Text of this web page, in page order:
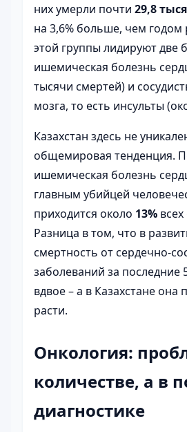
них умерли почти 29,8
на 3,6% больше, чем годом
этой группы лидируют две
ишемическая болезнь
тысячи смертей) и
мозга, то есть инсульты
Казахстан здесь не
общемировая тенденция.
ишемическая болезнь
главным убийцей
приходится около 13%
Разница в том, что в
смертность от сердечно-
заболеваний за последние
вдвое – а в Казахстане она
расти.
Онкология:
количестве, а в
диагностике